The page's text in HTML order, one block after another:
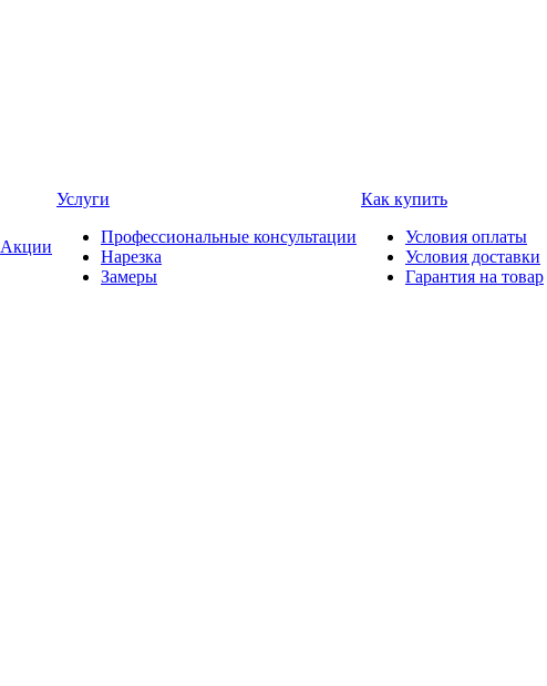
Акции
Услуги
Профессиональные консультации
Нарезка
Замеры
Как купить
Условия оплаты
Условия доставки
Гарантия на товар